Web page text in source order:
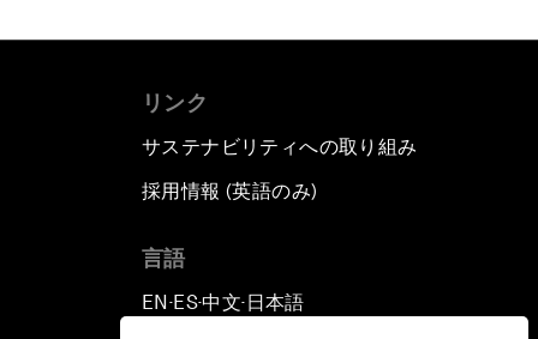
リンク
サステナビリティへの取り組み
採用情報 (英語のみ)
言語
EN ▪ ES▪中文▪ 日本語